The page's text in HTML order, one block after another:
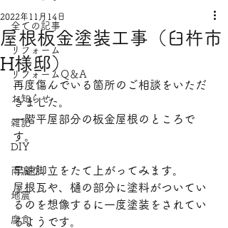
ふるさとリフォーム工務店
​〒870-0322 大分県大分市恵比寿町10-14
電話：097-507-4042
メール：
全ての記事
リフォーム
リフォームQ＆A
お知らせ
雑記
DIY
雨漏り
地震
腐食
屋根板金塗装工事（臼杵市
H様邸）
2022年11月14日
再度傷んでいる箇所のご相談をいただ
きました。
一階平屋部分の板金屋根のところで
す。
早速脚立をたて上がってみます。
屋根瓦や、樋の部分に塗料がついてい
るのを想像するに一度塗装をされてい
るようです。